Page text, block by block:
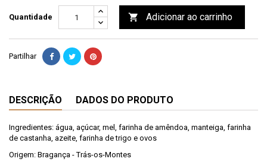
Quantidade  Adicionar ao carrinho
Partilhar
DESCRIÇÃO DADOS DO PRODUTO
Ingredientes: água, açúcar, mel, farinha de amêndoa, manteiga, farinha
de castanha, azeite, farinha de trigo e ovos
Origem: Bragança - Trás-os-Montes